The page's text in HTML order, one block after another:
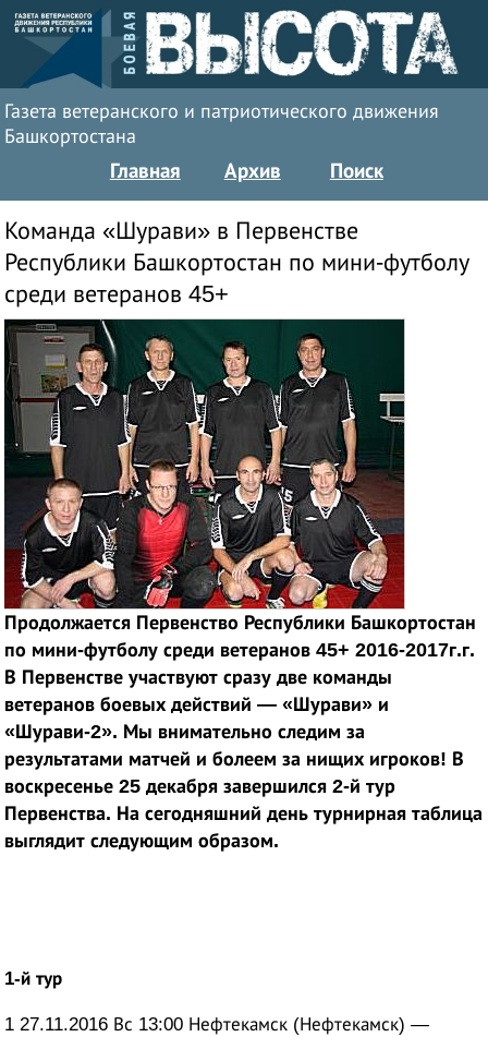
Газета ветеранского и патриотического движения
Башкортостана
Главная Архив Поиск
Команда «Шурави» в Первенстве
Республики Башкортостан по мини-футболу
среди ветеранов 45+
Продолжается Первенство Республики Башкортостан
по мини-футболу среди ветеранов 45+ 2016-2017г.г.
В Первенстве участвуют сразу две команды
ветеранов боевых действий — «Шурави» и
«Шурави-2». Мы внимательно следим за
результатами матчей и болеем за нищих игроков! В
воскресенье 25 декабря завершился 2-й тур
Первенства. На сегодняшний день турнирная таблица
выглядит следующим образом.
1-й тур
1 27.11.2016 Вс 13:00 Нефтекамск (Нефтекамск) —